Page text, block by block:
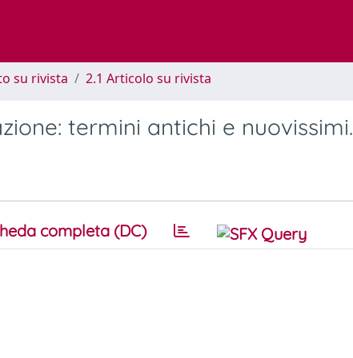
su rivista 2.1 Articolo su rivista
termini antichi e nuovissimi.
completa (DC)